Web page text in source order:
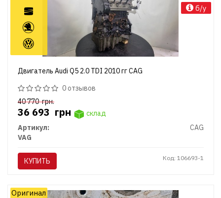
Двигатель Audi Q5 2.0 TDI 2010 гг CAG
0 отзывов
40 770грн.
36 693 грн
склад
Артикул:
CAG
VAG
КУПИТЬ Код: 106693-1
б/у
Оригинал